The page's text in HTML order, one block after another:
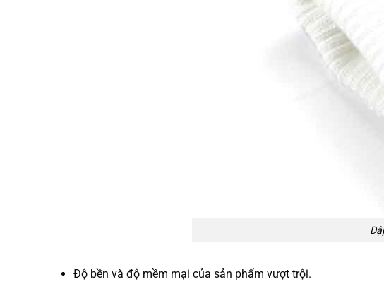
Độ bền và độ mềm mại của sản phẩm vượt trội.